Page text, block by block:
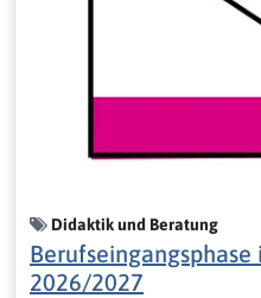
Didaktik und Beratung
2026/2027